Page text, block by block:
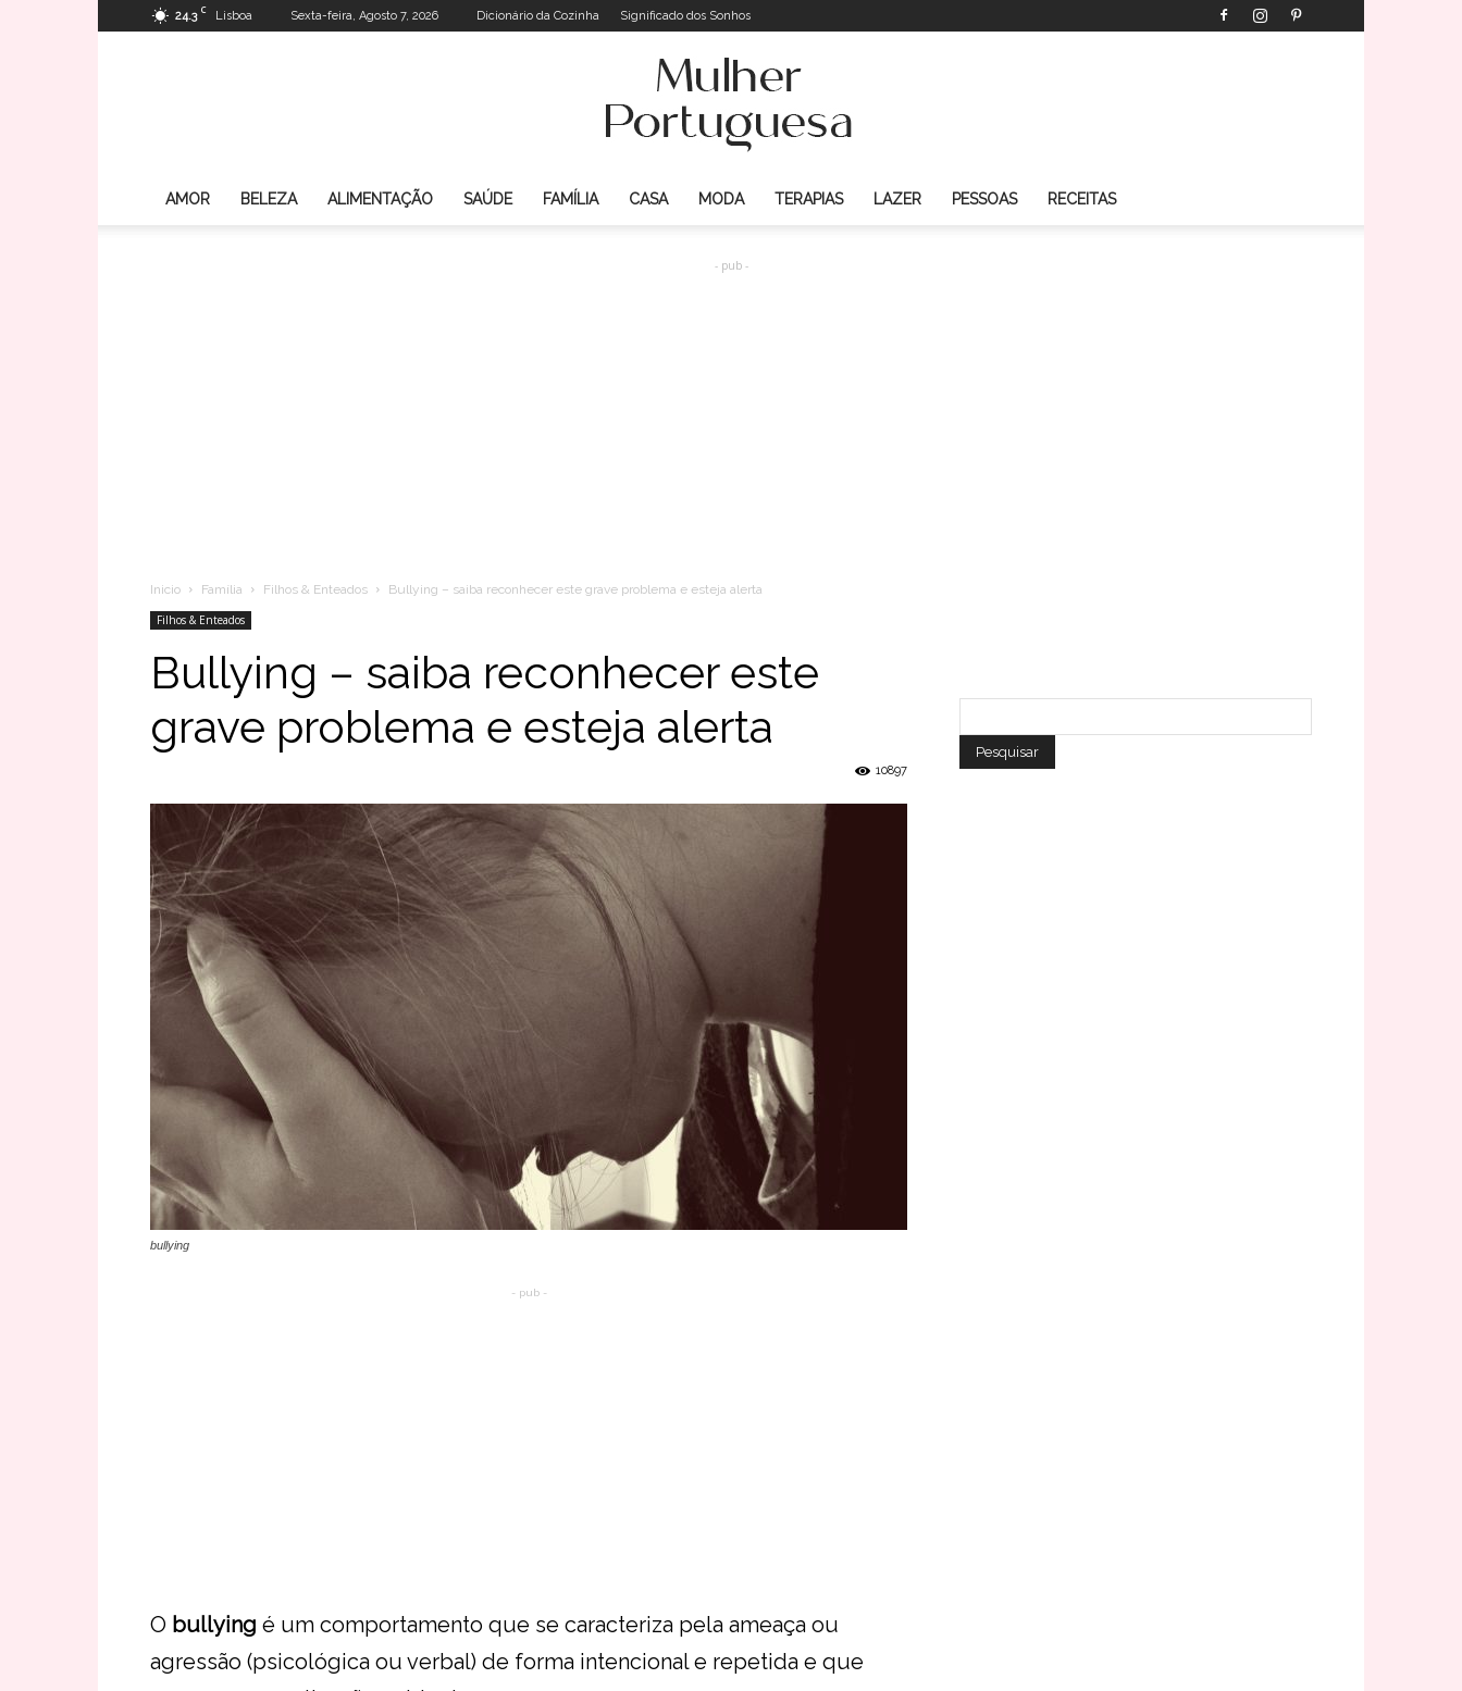
24.3 C Lisboa Sexta-feira, Agosto 7, 2026 Dicionário da Cozinha Significado dos Sonhos
AMOR BELEZA ALIMENTAÇÃO SAÚDE FAMÍLIA CASA MODA TERAPIAS LAZER PESSOAS RECEITAS
- pub -
Inicio Família Filhos & Enteados
Bullying – saiba reconhecer este grave problema e esteja alerta
Filhos & Enteados
Bullying – saiba reconhecer este
grave problema e esteja alerta
10897
bullying
- pub -
O bullying é um comportamento que se caracteriza pela ameaça ou
agressão (psicológica ou verbal) de forma intencional e repetida e que